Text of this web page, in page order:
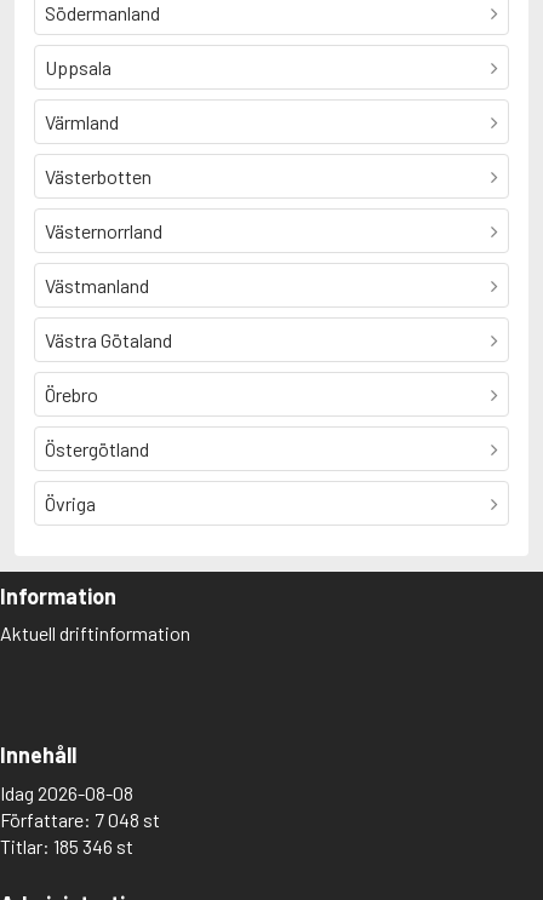
Södermanland
Uppsala
Värmland
Västerbotten
Västernorrland
Västmanland
Västra Götaland
Örebro
Östergötland
Övriga
Information
Aktuell driftinformation
Innehåll
Idag 2026-08-08
Författare: 7 048 st
Titlar: 185 346 st